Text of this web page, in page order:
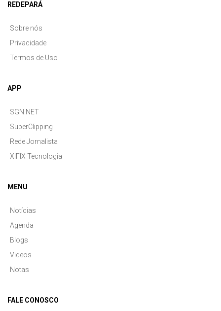
REDEPARÁ
Sobre nós
Privacidade
Termos de Uso
APP
SGN.NET
SuperClipping
Rede Jornalista
XIFIX Tecnologia
MENU
Notícias
Agenda
Blogs
Videos
Notas
FALE CONOSCO